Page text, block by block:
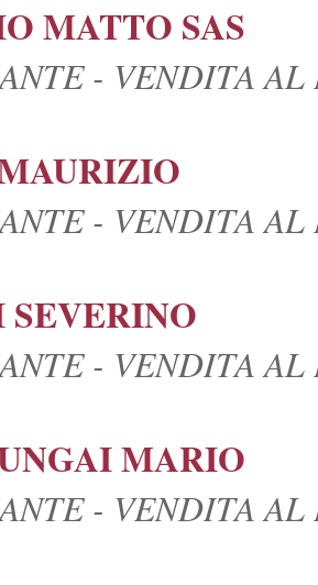
MATTO SAS
- VENDITA
- VENDITA
- VENDITA
MARIO
- VENDITA